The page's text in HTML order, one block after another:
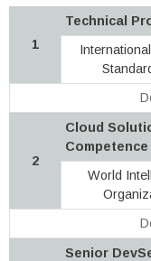
1
Technical
2
Cloud
Competence
World
Senior